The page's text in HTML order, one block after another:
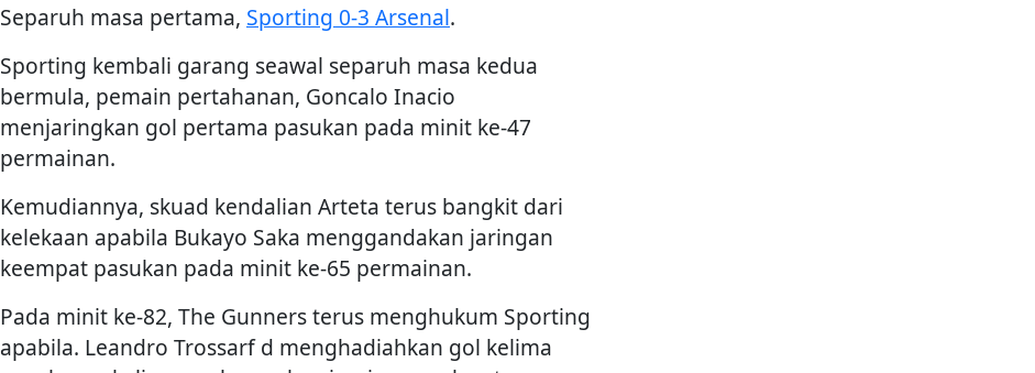
Separuh masa pertama, Sporting 0-3 Arsenal.
Sporting kembali garang seawal separuh masa kedua
bermula, pemain pertahanan, Goncalo Inacio
menjaringkan gol pertama pasukan pada minit ke-47
permainan.
Kemudiannya, skuad kendalian Arteta terus bangkit dari
kelekaan apabila Bukayo Saka menggandakan jaringan
keempat pasukan pada minit ke-65 permainan.
Pada minit ke-82, The Gunners terus menghukum Sporting
apabila. Leandro Trossarf d menghadiahkan gol kelima